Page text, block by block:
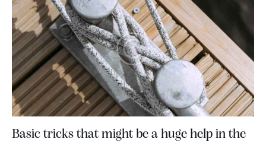
Basic tricks that might be a huge help in the